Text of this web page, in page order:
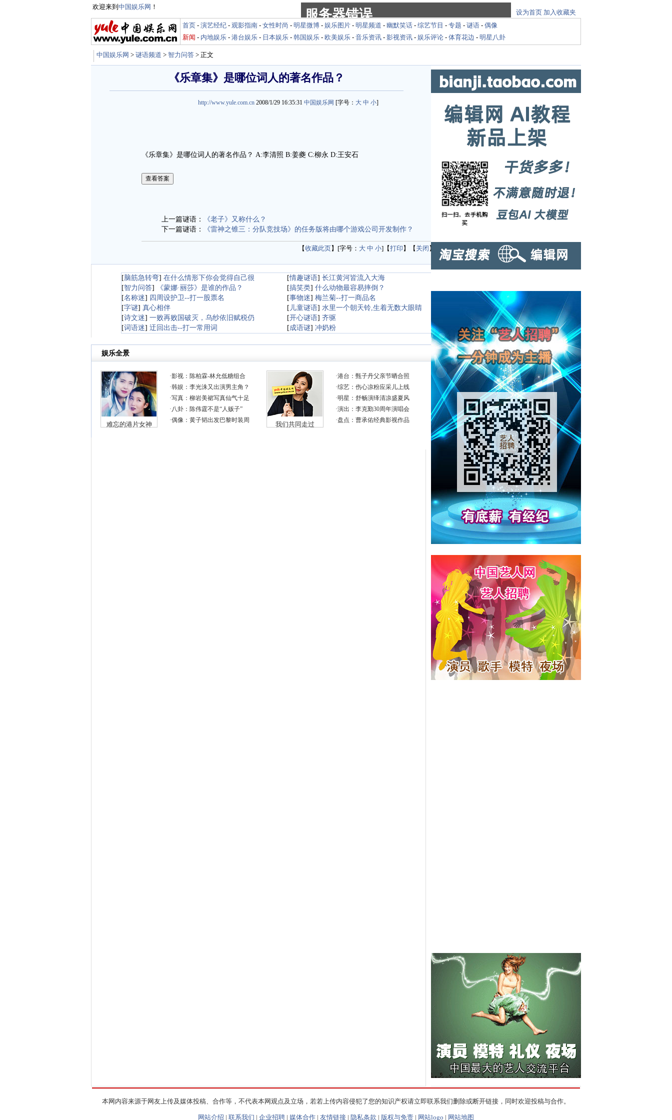
欢迎来到 中国娱乐网 ！
设为首页 加入收藏夹
首页 - 演艺经纪 - 观影指南 - 女性时尚 - 明星微博 - 娱乐图片 - 明星频道 - 幽默笑话 - 综艺节目 - 专题 - 谜语 - 偶像
新闻 - 内地娱乐 - 港台娱乐 - 日本娱乐 - 韩国娱乐 - 欧美娱乐 - 音乐资讯 - 影视资讯 - 娱乐评论 - 体育花边 - 明星八卦
中国娱乐网 > 谜语频道 > 智力问答 > 正文
《乐章集》是哪位词人的著名作品？
http://www.yule.com.cn 2008/1/29 16:35:31 中国娱乐网 [字号： 大 中 小]
《乐章集》是哪位词人的著名作品？ A:李清照 B:姜夔 C:柳永 D:王安石
上一篇谜语：
《老子》又称什么？
下一篇谜语：
《雷神之锥三：分队竞技场》的任务版将由哪个游戏公司开发制作？
【收藏此页】[字号： 大 中 小]【打印 】【 关闭 】
[脑筋急转弯] 在什么情形下你会觉得自己很 [情趣谜语] 长江黄河皆流入大海
[智力问答] 《蒙娜·丽莎》是谁的作品？ [搞笑类] 什么动物最容易摔倒？
[名称迷] 四周设护卫--打一股票名 [事物迷] 梅兰菊--打一商品名
[字谜] 真心相伴 [ 儿童谜语] 水里一个朝天铃,生着无数大眼睛
[诗文迷] 一败再败国破灭，乌纱依旧赋税仍 [开心谜语] 齐驱
[词语迷] 迂回出击--打一常用词 [成语谜] 冲奶粉
本网内容来源于网友上传及媒体投稿、合作等，不代表本网观点及立场，若若上传内容侵犯了您的知识产权请立即联系我们删除或断开链接，同时欢迎投稿与合作。
网站介绍 | 联系我们 | 企业招聘 | 媒体合作 | 友情链接 | 隐私条款 | 版权与免责 | 网站logo | 网站地图